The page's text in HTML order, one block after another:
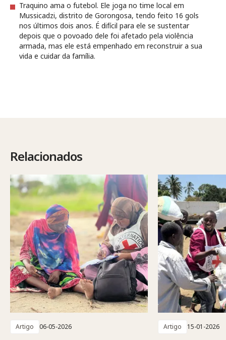
Traquino ama o futebol. Ele joga no time local em
Mussicadzi, distrito de Gorongosa, tendo feito 16 gols
nos últimos dois anos. É difícil para ele se sustentar
depois que o povoado dele foi afetado pela violência
armada, mas ele está empenhado em reconstruir a sua
vida e cuidar da família.
Relacionados
Artigo 06-05-2026 Artigo 15-01-2026